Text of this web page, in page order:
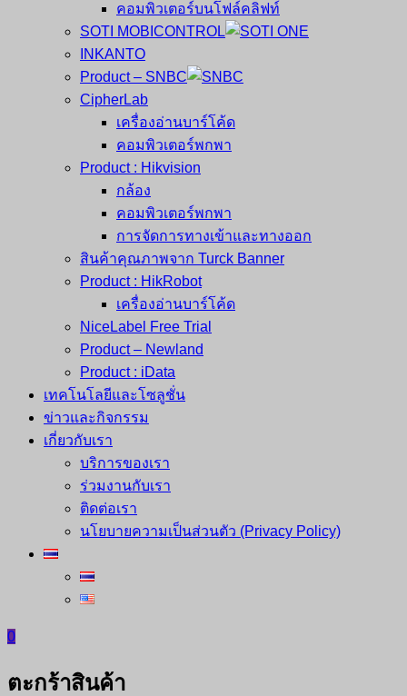
คอมพิวเตอร์บนโฟล์คลิฟท์
SOTI MOBICONTROL
INKANTO
Product – SNBC
CipherLab
เครื่องอ่านบาร์โค้ด
คอมพิวเตอร์พกพา
Product : Hikvision
กล้อง
คอมพิวเตอร์พกพา
การจัดการทางเข้าและทางออก
สินค้าคุณภาพจาก Turck Banner
Product : HikRobot
เครื่องอ่านบาร์โค้ด
NiceLabel Free Trial
Product – Newland
Product : iData
เทคโนโลยีและโซลูชั่น
ข่าวและกิจกรรม
เกี่ยวกับเรา
บริการของเรา
ร่วมงานกับเรา
ติดต่อเรา
นโยบายความเป็นส่วนตัว (Privacy Policy)
0
ตะกร้าสินค้า